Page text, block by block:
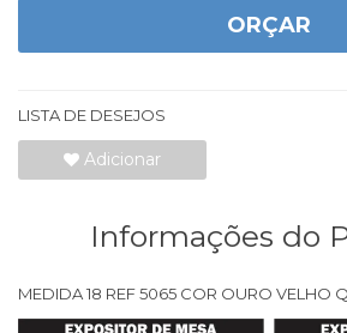
ORÇAR
LISTA DE DESEJOS
Adicionar
Informações do
MEDIDA 18 REF 5065 COR OURO VELHO